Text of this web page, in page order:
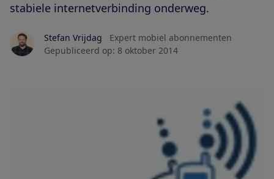
stabiele internetverbinding onderweg.
Stefan Vrijdag
Expert mobiel abonnementen
Gepubliceerd op: 8 oktober 2014